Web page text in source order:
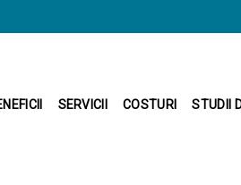
SERVICII COSTURI STUDII